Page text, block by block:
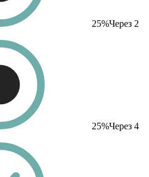
25%Через 2
25%Через 4